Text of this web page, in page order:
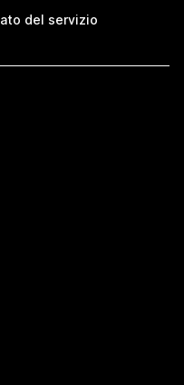
del servizio